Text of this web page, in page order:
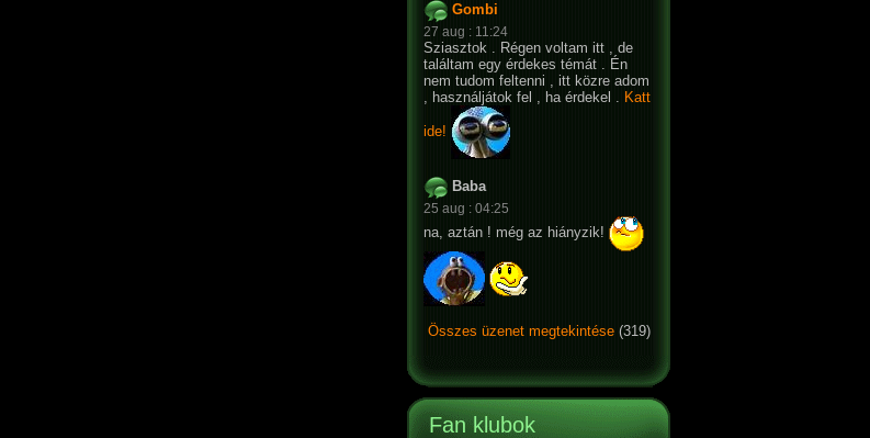
Gombi
27 aug : 11:24
Sziasztok . Régen voltam itt , de
találtam egy érdekes témát . Én
nem tudom feltenni , itt közre adom
, használjátok fel , ha érdekel . Katt
ide!
Baba
25 aug : 04:25
na, aztán ! még az hiányzik!
Összes üzenet megtekintése(319)
Fan klubok